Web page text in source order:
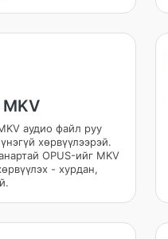
MKV
аудио файл руу
хөрвүүлээрэй.
OPUS-ийг MKV
- хурдан,